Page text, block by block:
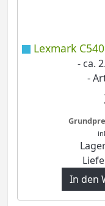
Lexmark
- ca.
-
In den